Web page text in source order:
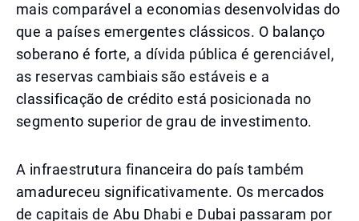
mais comparável a economias desenvolvidas do
que a países emergentes clássicos. O balanço
soberano é forte, a dívida pública é gerenciável,
as reservas cambiais são estáveis e a
classificação de crédito está posicionada no
segmento superior de grau de investimento.
A infraestrutura financeira do país também
amadureceu significativamente. Os mercados
de capitais de Abu Dhabi e Dubai passaram por